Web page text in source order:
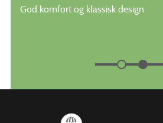
God komfort og klassisk design